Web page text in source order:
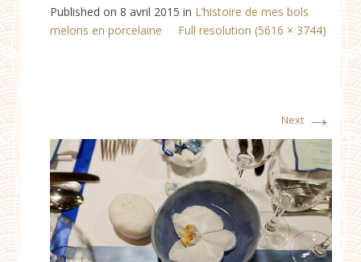
Published on 8 avril 2015 in L’histoire de mes bols
melons en porcelaine
Full resolution (5616 × 3744)
Next →